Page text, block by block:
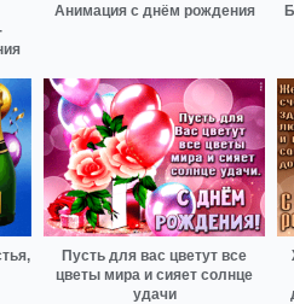
Анимация с днём рождения
Пусть для вас цветут все
цветы мира и сияет солнце
удачи